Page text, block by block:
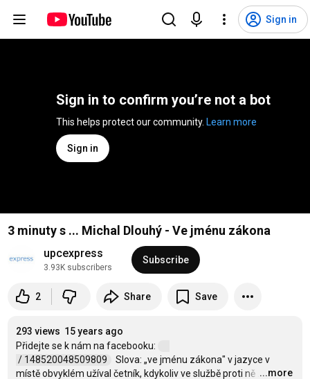
Sign in
Sign in to confirm you’re not a bot
Learn more
Sign in
3 minuty s ... Michal Dlouhý - Ve jménu zákona
upcexpress
3.93K subscribers
Subscribe
2 Share Save
293 views 15 years ago
Přidejte se k nám na facebooku:
/ 148520048509809
  Slova: „ve jménu zákona" v jazyce v
místě obvyklém užíval četník, kdykoliv ve službě proti ně …
...more